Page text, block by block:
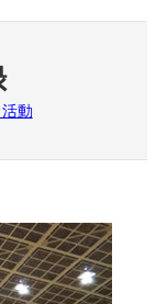
動